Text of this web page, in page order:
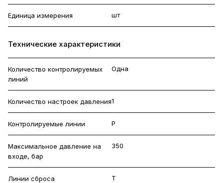
Единица измерения шт
Технические характеристики
Количество контролируемых
линий
Одна
Количество настроек давления1
Контролируемые линии P
Максимальное давление на
входе, бар
350
Линии сброса T